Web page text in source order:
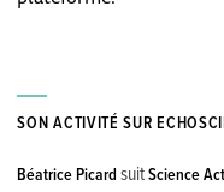
SON ACTIVITÉ SUR
Béatrice Picard suitScience